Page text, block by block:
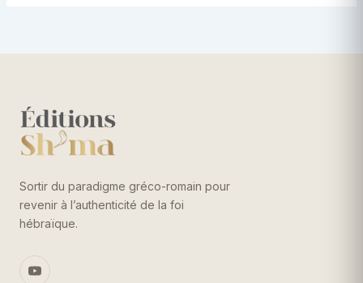
Sortir du paradigme gréco-romain pour
revenir à l’authenticité de la foi
hébraïque.